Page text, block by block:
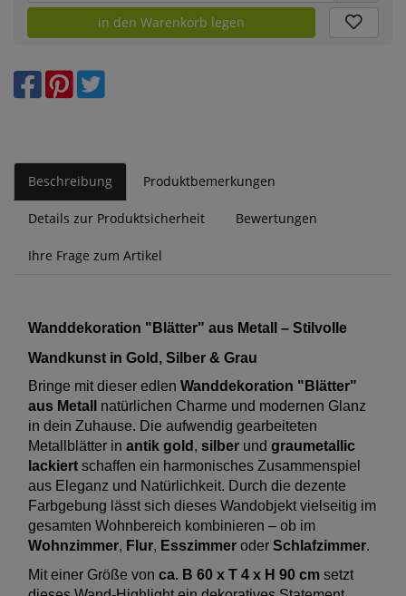
in den Warenkorb legen
Beschreibung Produktbemerkungen
Details zur Produktsicherheit Bewertungen
Ihre Frage zum Artikel
Wanddekoration "Blätter" aus Metall – Stilvolle
Wandkunst in Gold, Silber & Grau
Bringe mit dieser edlen Wanddekoration "Blätter"
aus Metall
natürlichen Charme und modernen Glanz
in dein Zuhause. Die aufwendig gearbeiteten
Metallblätter in antik gold , silber und graumetallic
lackiert schaffen ein harmonisches Zusammenspiel
aus Eleganz und Natürlichkeit. Durch die dezente
Farbgebung lässt sich dieses Wandobjekt vielseitig im
gesamten Wohnbereich kombinieren – ob im
Wohnzimmer, Flur, Esszimmer oder Schlafzimmer.
Mit einer Größe von ca. B 60 x T 4 x H 90 cm setzt